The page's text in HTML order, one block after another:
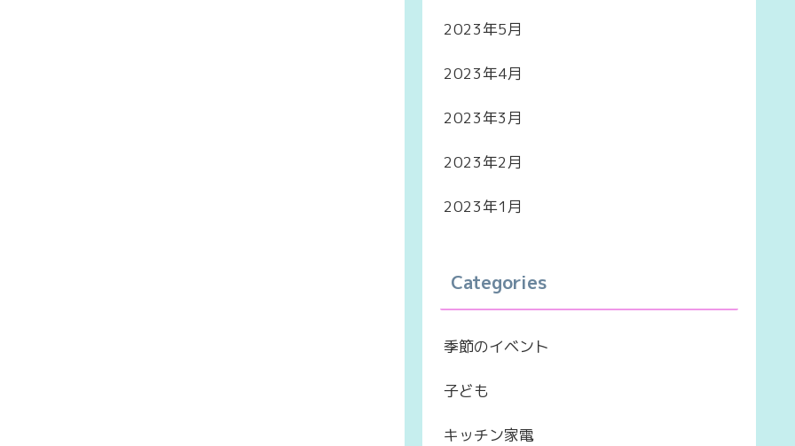
2023年5月
2023年4月
2023年3月
2023年2月
2023年1月
Categories
季節のイベント
子ども
キッチン家電